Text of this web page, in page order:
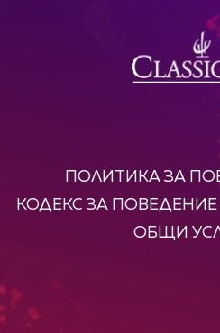
ПОЛИТИКА ЗА
КОДЕКС ЗА
ОБЩИ